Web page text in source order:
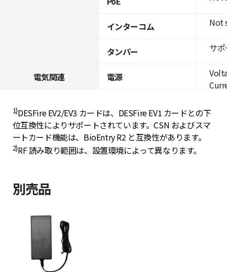
インターコム
タンパー
電気関連 電源
Not
サ
1)DESFire EV2/EV3 カードは、DESFire EV1 カードとの下
位互換性によりサポートされています。CSN およびスマ
ートカード機能は、BioEntry R2 と互換性があります。
2)RF 読み取り範囲は、設置環境によって異なります。
別売品